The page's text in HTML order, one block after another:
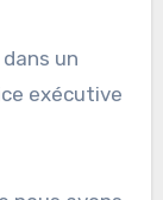
un
exécutive